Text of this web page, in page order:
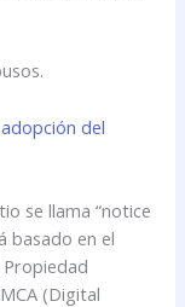
del
se llama “notice
basado en el
(Digital